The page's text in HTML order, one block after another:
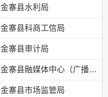
金寨县水利局
金寨县科商工信局
金寨县审计局
金寨县融媒体中心（广播电视台）
金寨县市场监管局